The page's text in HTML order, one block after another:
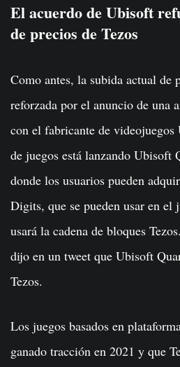
El acuerdo de Ubisoft
de precios de Tezos
Como antes, la subida actual de
reforzada por el anuncio de una
con el fabricante de
de juegos está lanzando Ubisoft
donde los usuarios pueden
Digits, que se pueden usar en el
usará la cadena de bloques
dijo en un tweet que Ubisoft
Tezos.
Los juegos basados ​​en
ganado tracción en 2021 y que